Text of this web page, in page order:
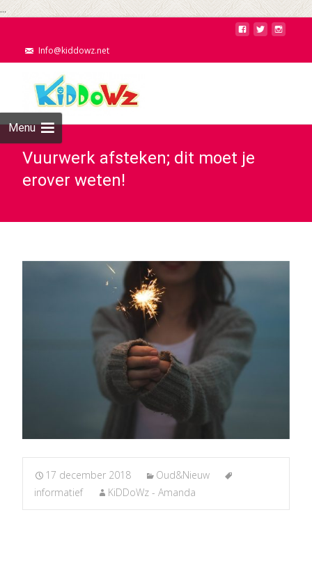
...
Info@kiddowz.net
Menu
Vuurwerk afsteken; dit moet je
erover weten!
17 december 2018
Oud&Nieuw
informatief
KiDDoWz - Amanda